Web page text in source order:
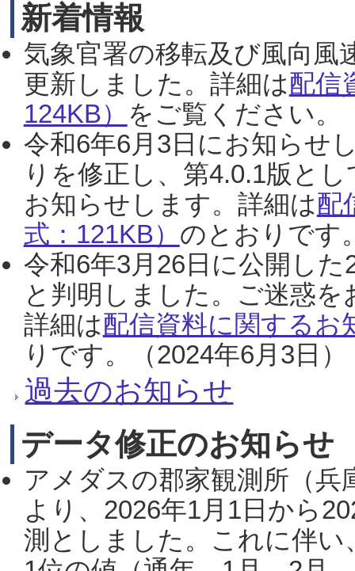
新着情報
気象官署の移転及び風向風
更新しました。詳細は配信
124KB） をご覧ください。
令和6年6月3日にお知らせ
りを修正し、第4.0.1版と
お知らせします。詳細は配
式：121KB） のとおりです
令和6年3月26日に公開し
と判明しました。ご迷惑
詳細は配信資料に関するお
りです。（2024年6月3日）
過去のお知らせ
データ修正のお知らせ
アメダスの郡家観測所（
より、2026年1月1日から
測としました。これに伴い